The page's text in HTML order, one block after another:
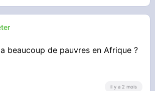
beaucoup de pauvres en Afrique ?
il y a 2 mois